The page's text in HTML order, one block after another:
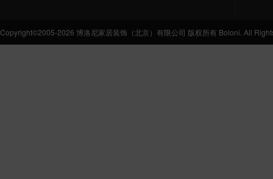
Copyright©2005-2026 博洛尼家居装饰（北京）有限公司 版权所有 Boloni. All